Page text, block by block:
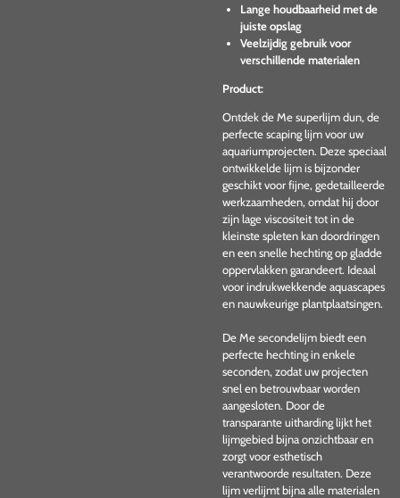
Lange houdbaarheid met de
juiste opslag
Veelzijdig gebruik voor
verschillende materialen
Product:
Ontdek de Me superlijm dun, de
perfecte scaping lijm voor uw
aquariumprojecten. Deze speciaal
ontwikkelde lijm is bijzonder
geschikt voor fijne, gedetailleerde
werkzaamheden, omdat hij door
zijn lage viscositeit tot in de
kleinste spleten kan doordringen
en een snelle hechting op gladde
oppervlakken garandeert. Ideaal
voor indrukwekkende aquascapes
en nauwkeurige plantplaatsingen.
De Me secondelijm biedt een
perfecte hechting in enkele
seconden, zodat uw projecten
snel en betrouwbaar worden
aangesloten. Door de
transparante uitharding lijkt het
lijmgebied bijna onzichtbaar en
zorgt voor esthetisch
verantwoorde resultaten. Deze
lijm verlijmt bijna alle materialen